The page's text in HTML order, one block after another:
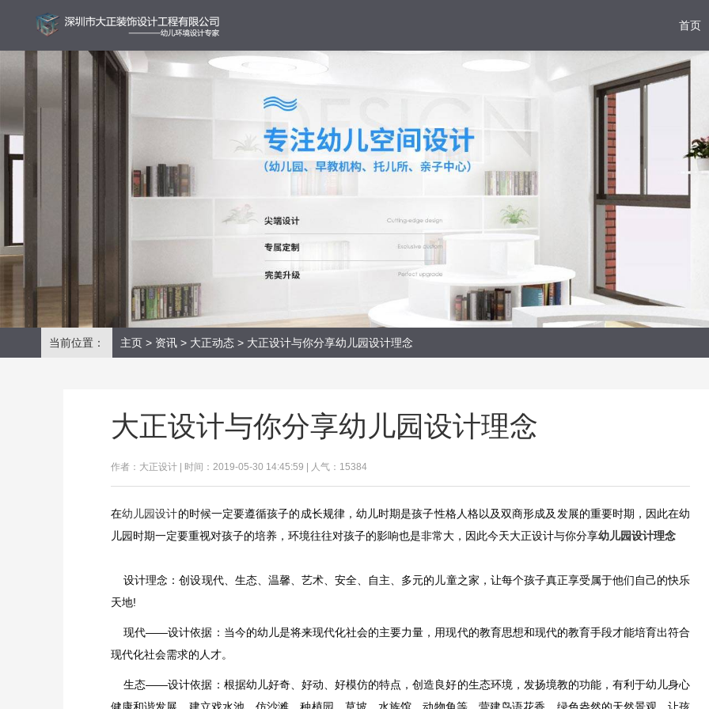
首页
当前位置： 主页 > 资讯 > 大正动态 > 大正设计与你分享幼儿园设计理念
大正设计与你分享幼儿园设计理念
作者：大正设计 | 时间：2019-05-30 14:45:59 | 人气：15384
在幼儿园设计的时候一定要遵循孩子的成长规律，幼儿时期是孩子性格人格以及双商形成及发展的重要时期，因此在幼
儿园时期一定要重视对孩子的培养，环境往往对孩子的影响也是非常大，因此今天大正设计与你分享幼儿园设计理念
设计理念：创设现代、生态、温馨、艺术、安全、自主、多元的儿童之家，让每个孩子真正享受属于他们自己的快乐
天地!
现代——设计依据：当今的幼儿是将来现代化社会的主要力量，用现代的教育思想和现代的教育手段才能培育出符合
现代化社会需求的人才。
生态——设计依据：根据幼儿好奇、好动、好模仿的特点，创造良好的生态环境，发扬境教的功能，有利于幼儿身心